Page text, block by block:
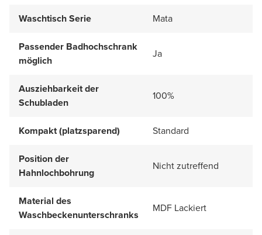
Waschtisch Serie
Mata
Passender Badhochschrank
möglich
Ja
Ausziehbarkeit der
Schubladen
100%
Kompakt (platzsparend) Standard
Position der
Hahnlochbohrung
Nicht zutreffend
Material des
Waschbeckenunterschranks
MDF Lackiert